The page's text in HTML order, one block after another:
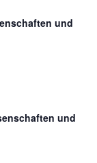
und
und